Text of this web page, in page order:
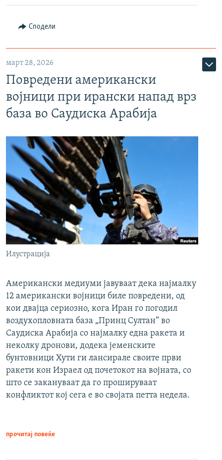
Сподели
март 28, 2026
Повредени американски
војници при ирански напад врз
база во Саудиска Арабија
Илустрација
Американски медиуми јавуваат дека најмалку
12 американски војници биле повредени, од
кои двајца сериозно, кога Иран го погодил
воздухопловната база „Принц Султан“ во
Саудиска Арабија со најмалку една ракета и
неколку дронови, додека јеменските
бунтовници Хути ги лансирале своите први
ракети кон Израел од почетокот на војната, со
што се закануваат да го прошируваат
конфликтот кој сега е во својата петта недела.
прочитај повеќе